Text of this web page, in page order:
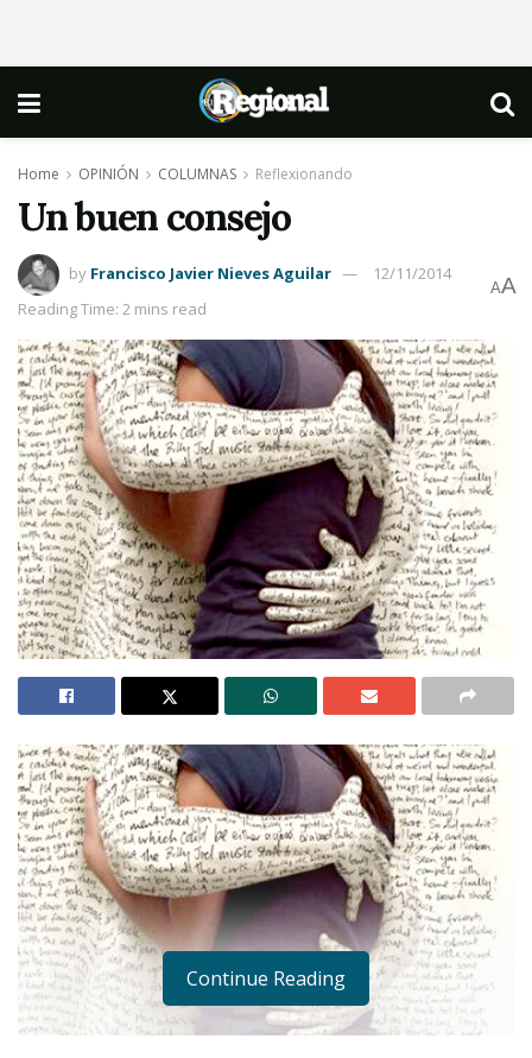
Home OPINIÓN COLUMNAS Reflexionando
Un buen consejo
by Francisco Javier Nieves Aguilar
12/11/2014
Reading Time: 2 mins read
AA
Continue Reading